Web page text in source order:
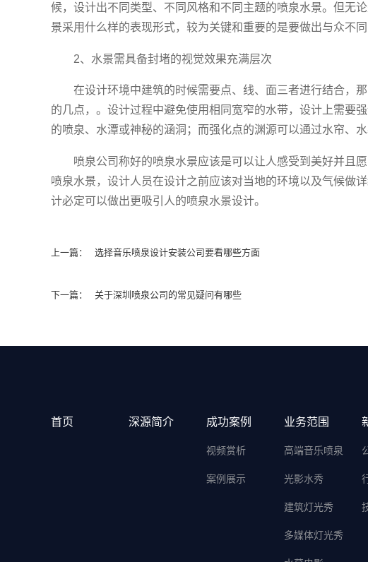
候，设计出不同类型、不同风格和不同主题的喷泉水景。但无
景采用什么样的表现形式，较为关键和重要的是要做出与众不
2、水景需具备封堵的视觉效果充满层次
在设计环境中建筑的时候需要点、线、面三者进行结合，
的几点，。设计过程中避免使用相同宽窄的水带，设计上需要
的喷泉、水潭或神秘的涵洞；而强化点的渊源可以通过水帘、
喷泉公司称好的喷泉水景应该是可以让人感受到美好并且
喷泉水景，设计人员在设计之前应该对当地的环境以及气候做
计必定可以做出更吸引人的喷泉水景设计。
上一篇： 选择音乐喷泉设计安装公司要看哪些方面
下一篇： 关于深圳喷泉公司的常见疑问有哪些
首页 深源简介 成功案例
视频赏析
案例展示
业务范围
高端音乐喷泉
光影水秀
建筑灯光秀
多媒体灯光秀